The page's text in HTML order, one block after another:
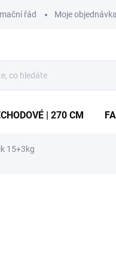
řád Moje objednávka
| 270 CM
15+3kg